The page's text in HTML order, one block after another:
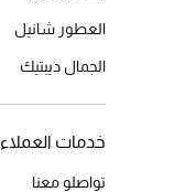
العطور شانيل
الجمال ديبتيك
خدمات العملاء
تواصلو معنا